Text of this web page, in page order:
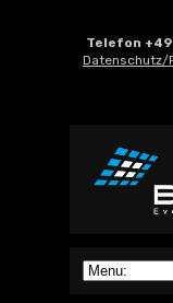
Telefon
Datenschutz/